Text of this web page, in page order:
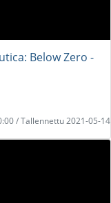
Below Zero -
/ Tallennettu 2021-05-14